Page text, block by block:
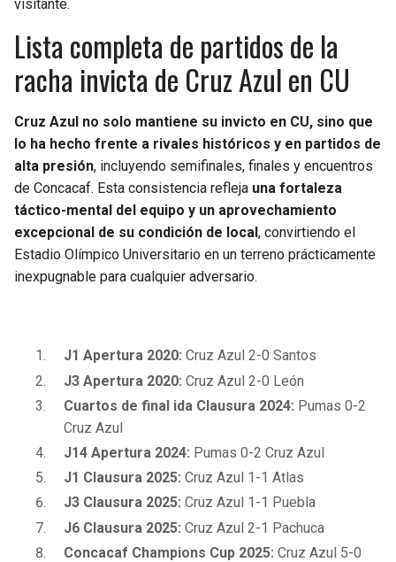
visitante.
Lista completa de partidos de la
racha invicta de Cruz Azul en CU
Cruz Azul no solo mantiene su invicto en CU, sino que
lo ha hecho frente a rivales históricos y en partidos de
alta presión, incluyendo semifinales, finales y encuentros
de Concacaf. Esta consistencia refleja una fortaleza
táctico-mental del equipo y un aprovechamiento
excepcional de su condición de local , convirtiendo el
Estadio Olímpico Universitario en un terreno prácticamente
inexpugnable para cualquier adversario.
J1 Apertura 2020: Cruz Azul 2-0 Santos
J3 Apertura 2020: Cruz Azul 2-0 León
Cuartos de final ida Clausura 2024: Pumas 0-2
Cruz Azul
J14 Apertura 2024: Pumas 0-2 Cruz Azul
J1 Clausura 2025: Cruz Azul 1-1 Atlas
J3 Clausura 2025: Cruz Azul 1-1 Puebla
J6 Clausura 2025: Cruz Azul 2-1 Pachuca
Concacaf Champions Cup 2025: Cruz Azul 5-0